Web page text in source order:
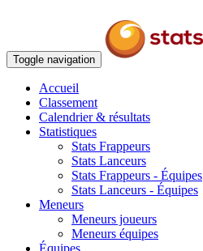
Toggle navigation
Accueil
Classement
Calendrier & résultats
Statistiques
Stats Frappeurs
Stats Lanceurs
Stats Frappeurs - Équipes
Stats Lanceurs - Équipes
Meneurs
Meneurs joueurs
Meneurs équipes
Équipes